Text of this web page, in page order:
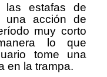
las estafas de
una acción de
muy corto
lo que
tome una
en la trampa.